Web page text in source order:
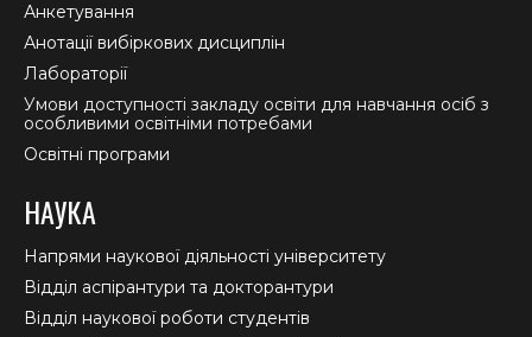
Анкетування
Анотації вибіркових дисциплін
Лабораторії
Умови доступності закладу освіти для навчання осіб з
особливими освітніми потребами
Освітні програми
НАУКА
Напрями наукової діяльності університету
Відділ аспірантури та докторантури
Відділ наукової роботи студентів